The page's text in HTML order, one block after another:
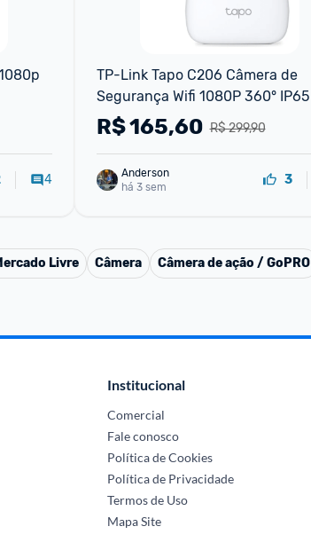
4
TP-Link Tapo C206 Câmera de
Segurança Wifi 1080P 360° IP65
Interna Externa
R$ 299,90
R$165,60
Anderson
há 3 sem
3
Livre Câmera Câmera de ação / GoPRO
Institucional
Comercial
Fale conosco
Política de Cookies
Política de Privacidade
Termos de Uso
Mapa Site